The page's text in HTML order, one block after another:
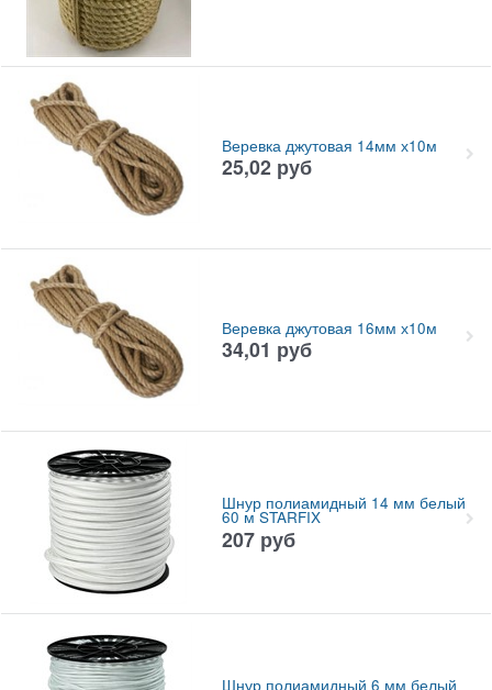
Веревка джутовая 14мм х10м
25,02 руб
Веревка джутовая 16мм х10м
34,01 руб
Шнур полиамидный 14 мм белый
60 м STARFIX
207 руб
Шнур полиамидный 6 мм белый